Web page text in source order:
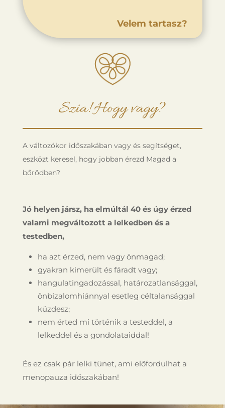
Velem tartasz?
Szia! Hogy vagy?
A változókor időszakában vagy és segítséget,
eszközt keresel, hogy jobban érezd Magad a
bőrödben?
Jó helyen jársz, ha elmúltál 40 és úgy érzed
valami megváltozott a lelkedben és a
testedben,
ha azt érzed, nem vagy önmagad;
gyakran kimerült és fáradt vagy;
hangulatingadozással, határozatlansággal,
önbizalomhiánnyal esetleg céltalansággal
küzdesz;
nem érted mi történik a testeddel, a
lelkeddel és a gondolataiddal!
És ez csak pár lelki tünet, ami előfordulhat a
menopauza időszakában!